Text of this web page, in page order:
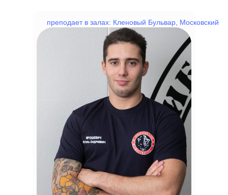
преподает в залах: Кленовый Бульвар, Московский